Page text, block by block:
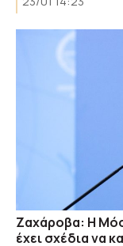
Ζαχάροβα: Η
έχει σχέδια να